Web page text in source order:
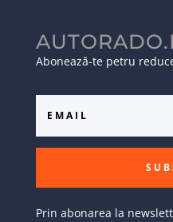
Abonează-te petru
Prin abonarea la